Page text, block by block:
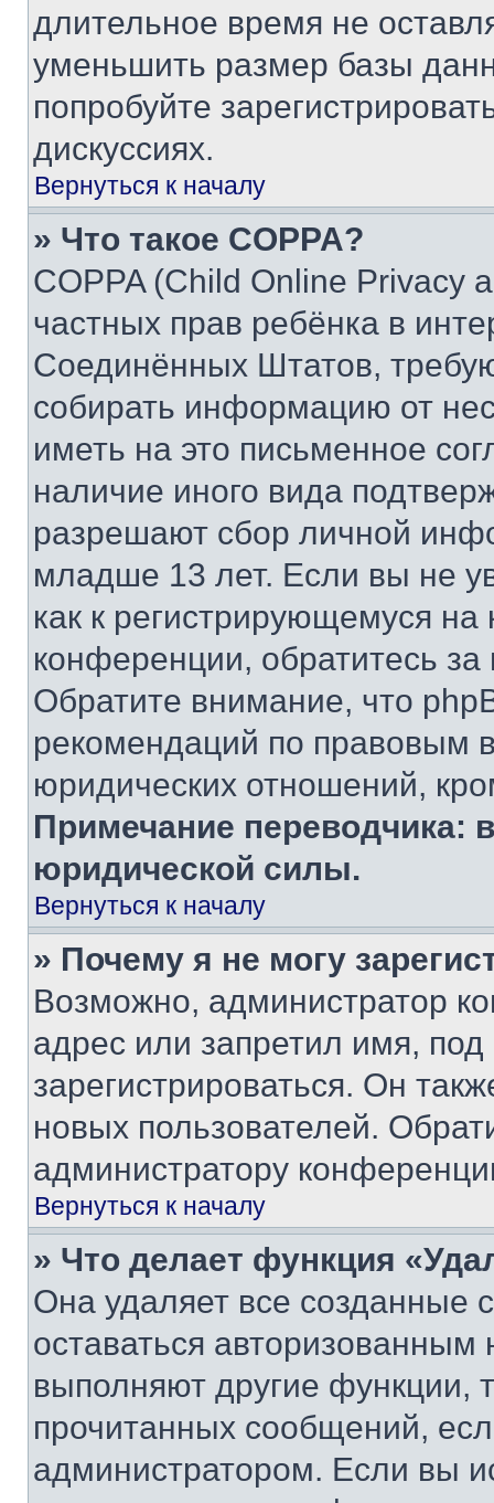
длительное время не
уменьшить размер базы
попробуйте
дискуссиях.
Вернуться к началу
» Что такое COPPA?
COPPA (Child Online Privacy
частных прав ребёнка в
Соединённых Штатов,
собирать информацию от
иметь на это письменное
наличие иного вида
разрешают сбор личной
младше 13 лет. Если вы не
как к регистрирующемуся
конференции, обратитесь
Обратите внимание, что
рекомендаций по правовым
юридических отношений,
Примечание переводчика:
юридической силы.
Вернуться к началу
» Почему я не могу
Возможно, администратор
адрес или запретил имя,
зарегистрироваться. Он
новых пользователей.
администратору
Вернуться к началу
» Что делает функция
Она удаляет все созданные
оставаться
выполняют другие функции,
прочитанных сообщений,
администратором. Если вы